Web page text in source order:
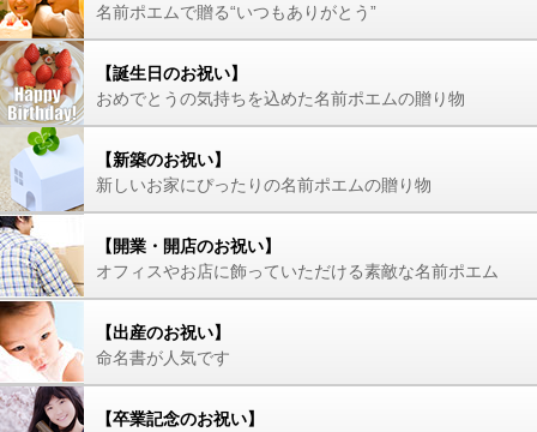
名前ポエムで贈る“いつもありがとう”
【誕生日のお祝い】
おめでとうの気持ちを込めた名前ポエムの贈り物
【新築のお祝い】
新しいお家にぴったりの名前ポエムの贈り物
【開業・開店のお祝い】
オフィスやお店に飾っていただける素敵な名前ポエム
【出産のお祝い】
命名書が人気です
【卒業記念のお祝い】